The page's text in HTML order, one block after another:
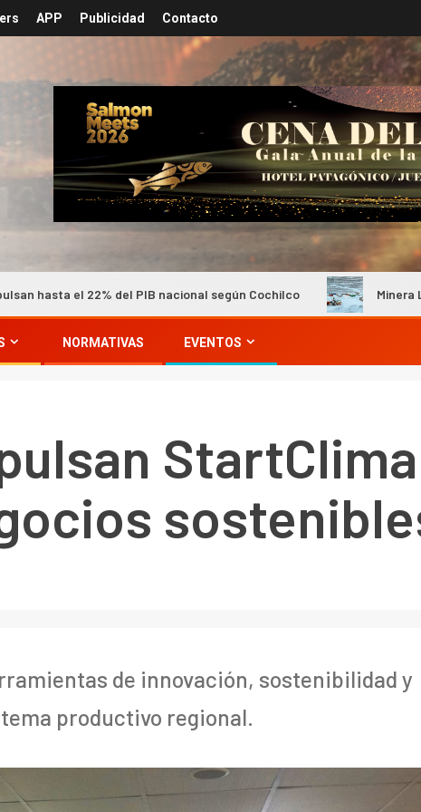
APP Publicidad Contacto
del PIB nacional según Cochilco Minera Los Pelambres
NORMATIVAS EVENTOS
de innovación, sostenibilidad y
productivo regional.